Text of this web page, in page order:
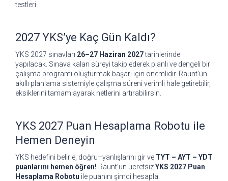
testleri
2027 YKS’ye Kaç Gün Kaldı?
YKS 2027 sınavları 26–27 Haziran 2027tarihlerinde
yapılacak. Sınava kalan süreyi takip ederek planlı ve dengeli bir
çalışma programı oluşturmak başarı için önemlidir. Raunt’un
akıllı planlama sistemiyle çalışma süreni verimli hale getirebilir,
eksiklerini tamamlayarak netlerini artırabilirsin.
YKS 2027 Puan Hesaplama Robotu ile
Hemen Deneyin
YKS hedefini belirle, doğru–yanlışlarını gir ve TYT – AYT – YDT
puanlarını hemen öğren! Raunt’un ücretsizYKS 2027 Puan
Hesaplama Robotu ile puanını şimdi hesapla.